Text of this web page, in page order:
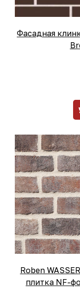
Фасадная
Roben
плитка NF-